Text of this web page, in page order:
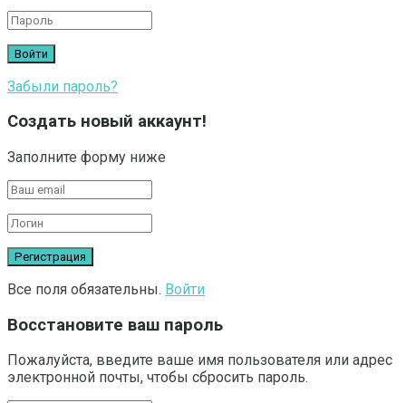
Забыли пароль?
Создать новый аккаунт!
Заполните форму ниже
Все поля обязательны. Войти
Восстановите ваш пароль
Пожалуйста, введите ваше имя пользователя или адрес
электронной почты, чтобы сбросить пароль.